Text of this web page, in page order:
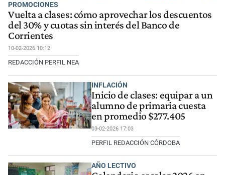
PROMOCIONES
Vuelta a clases: cómo aprovechar los descuentos
del 30% y cuotas sin interés del Banco de
Corrientes
10-02-2026 10:12
REDACCIÓN PERFIL NEA
INFLACIÓN
Inicio de clases: equipar a un
alumno de primaria cuesta
en promedio $277.405
03-02-2026 17:03
PERFIL REDACCIÓN CÓRDOBA
AÑO LECTIVO